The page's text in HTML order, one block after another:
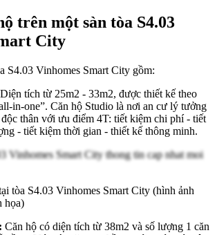
trên một sàn tòa S4.03
City
S4.03 Vinhomes Smart City gồm:
Diện tích từ 25m2 - 33m2, được thiết kế theo
in-one”. Căn hộ Studio là nơi an cư lý tưởng
thân với ưu điểm 4T: tiết kiệm chi phí - tiết
- tiết kiệm thời gian - thiết kế thông minh.
tòa S4.03 Vinhomes Smart City (hình ảnh
họa)
Căn hộ có diện tích từ 38m2 và số lượng 1 căn